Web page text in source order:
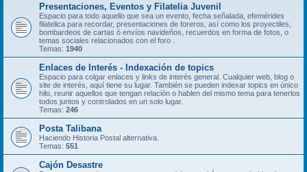
Presentaciones, Eventos y Filatelia Juvenil
Espacio para todo aquello que sea un evento, fecha señalada, efemérides
filatelica para recordar, presentaciones de foreros, así como los proyectiles,
bombardeos de cartas ó envíos navideños, recuerdos en forma de fotos, o
temas sociales relacionados con el foro .
Temas: 1940
Enlaces de Interés - Indexación de topics
Espacio para colgar enlaces y links de interés general. Cualquier web, blog o
site de interés, aquí tiene su lugar. También se pueden indexar topics en único
hilo, reunir aquellos que tengan relación o hablen del mismo tema para tenerlos
todos juntos y controlados en un solo lugar.
Temas: 246
Posta Talibana
Haciendo Historia Postal alternativa.
Temas: 551
Cajón Desastre